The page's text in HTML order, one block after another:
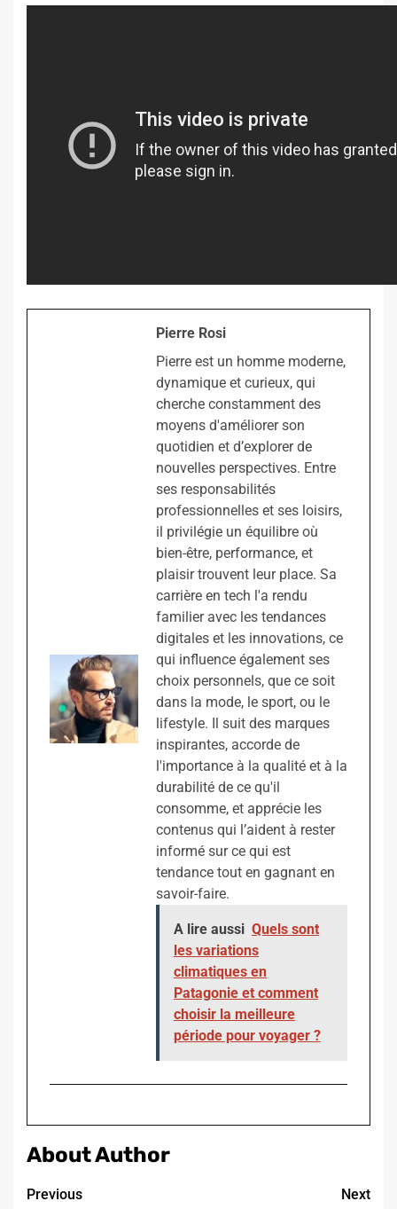
Pierre Rosi
Pierre est un homme moderne,
dynamique et curieux, qui
cherche constamment des
moyens d'améliorer son
quotidien et d’explorer de
nouvelles perspectives. Entre
ses responsabilités
professionnelles et ses loisirs,
il privilégie un équilibre où
bien-être, performance, et
plaisir trouvent leur place. Sa
carrière en tech l'a rendu
familier avec les tendances
digitales et les innovations, ce
qui influence également ses
choix personnels, que ce soit
dans la mode, le sport, ou le
lifestyle. Il suit des marques
inspirantes, accorde de
l'importance à la qualité et à la
durabilité de ce qu'il
consomme, et apprécie les
contenus qui l’aident à rester
informé sur ce qui est
tendance tout en gagnant en
savoir-faire.
A lire aussi Quels sont
les variations
climatiques en
Patagonie et comment
choisir la meilleure
période pour voyager ?
About Author
Continue
Previous
Next